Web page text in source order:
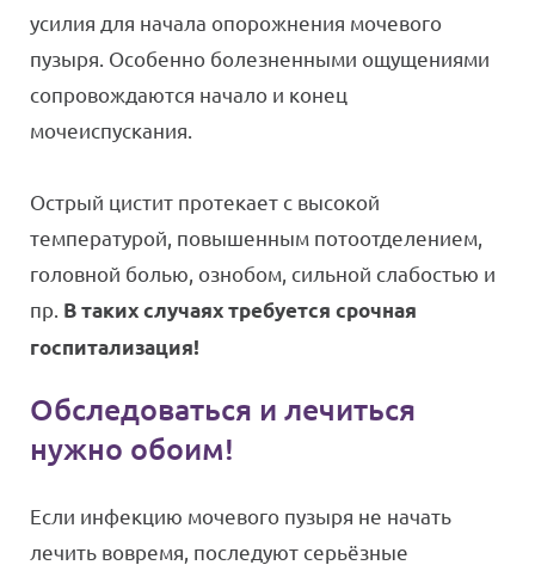
усилия для начала опорожнения мочевого
пузыря. Особенно болезненными ощущениями
сопровождаются начало и конец
мочеиспускания.
Острый цистит протекает с высокой
температурой, повышенным потоотделением,
головной болью, ознобом, сильной слабостью и
пр. В таких случаях требуется срочная
госпитализация!
Обследоваться и лечиться
нужно обоим!
Если инфекцию мочевого пузыря не начать
лечить вовремя, последуют серьёзные